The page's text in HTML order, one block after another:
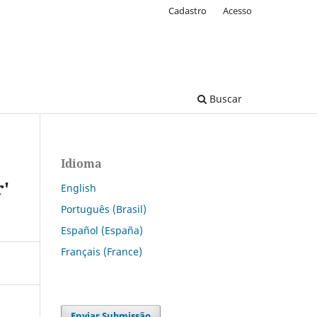
Buscar
Cadastro Acesso
Idioma
English
Português (Brasil)
Español (España)
Français (France)